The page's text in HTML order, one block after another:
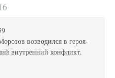
возводился в героя-
внутренний конфликт.